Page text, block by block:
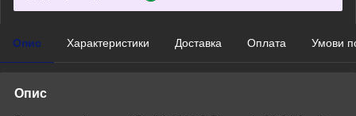
Опис Характеристики Доставка Оплата Умови
Опис